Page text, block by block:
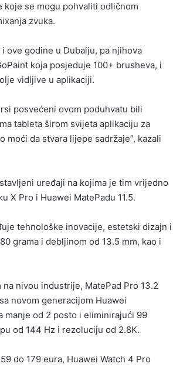
koje se mogu pohvaliti odličnom
zvuka.
ove godine u Dubaiju, pa njihova
koja posjeduje 100+ brusheva, i
vidljive u aplikaciji.
posvećeni ovom poduhvatu bili
tableta širom svijeta aplikaciju za
da stvara lijepe sadržaje”, kazali
uređaji na kojima je tim vrijedno
X Pro i Huawei MatePadu 11.5.
tehnološke inovacije, estetski dizajn i
grama i debljinom od 13.5 mm, kao i
nivou industrije, MatePad Pro 13.2
novom generacijom Huawei
manje od 2 posto i eliminirajući 99
od 144 Hz i rezoluciju od 2.8K.
do 179 eura, Huawei Watch 4 Pro